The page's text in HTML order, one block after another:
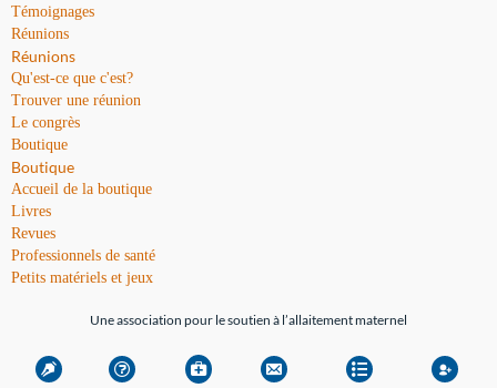
Témoignages
Réunions
Réunions
Qu'est-ce que c'est?
Trouver une réunion
Le congrès
Boutique
Boutique
Accueil de la boutique
Livres
Revues
Professionnels de santé
Petits matériels et jeux
Une association pour le soutien à l’allaitement maternel